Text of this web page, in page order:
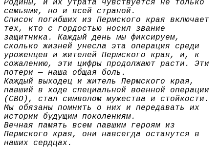
Родины, и их утрата чувствуется не только
семьями, но и всей страной.
Список погибших из Пермского края включает
тех, кто с гордостью носил звание
защитника. Каждый день мы фиксируем,
сколько жизней унесла эта операция среди
уроженцев и жителей Пермского края, и, к
сожалению, эти цифры продолжают расти. Эти
потери — наша общая боль.
Каждый выходец и житель Пермского края,
павший в ходе специальной военной операции
(СВО), стал символом мужества и стойкости.
Мы обязаны помнить о них и передавать их
истории будущим поколениям.
Вечная память всем павшим героям из
Пермского края, они навсегда останутся в
наших сердцах.